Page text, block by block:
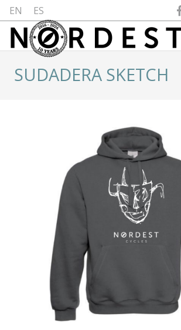
EN ES
SUDADERA SKETCH